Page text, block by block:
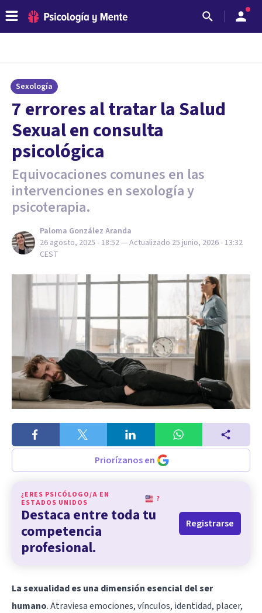
Sexología
7 errores al tratar la Salud
Sexual en consulta
psicológica
Equivocaciones comunes en las
intervenciones en sexología y
psicoterapia.
Paloma González Aranda
26 agosto, 2025 - 18:52— Actualizado 25 junio, 2026 - 13:32
CEST
Priorízanos en
¿ERES PSICÓLOGO/A EN
ESTADOS UNIDOS
?
Destaca entre toda tu
competencia
profesional.
Registrarse
La sexualidad es una dimensión esencial del ser
humano. Atraviesa emociones, vínculos, identidad, placer,